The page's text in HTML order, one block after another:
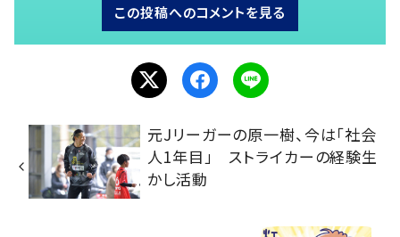
この投稿へのコメントを見る
元Jリーガーの原一樹、今は「社会
人1年目」 ストライカーの経験生
かし活動